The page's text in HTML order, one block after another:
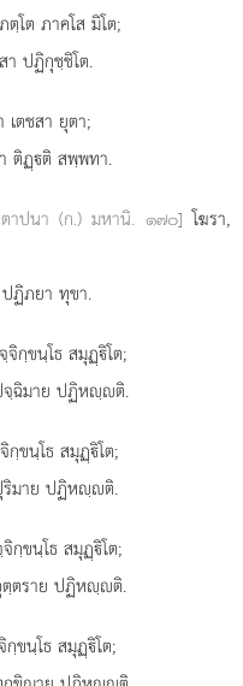
โต ภาคโส มิโต;
า ปฏิกุชฺชิโต.
ตชสา ยุตา;
ติฏฺติ สพฺพทา.
าปนา (ก.) มหานิ. ๑๗๐] โฆรา,
ฏิภยา ทุขา.
กฺขนฺโธ สมุฏฺิโต;
จฺฉิมาย ปฏิหฺติ.
ขนฺโธ สมุฏฺิโต;
ริมาย ปฏิหฺติ.
ขนฺโธ สมุฏฺิโต;
ตราย ปฏิหฺติ.
ขนฺโธ สมุฏฺิโต;